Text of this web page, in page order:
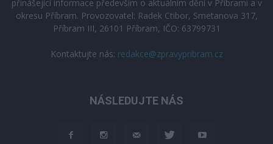
přinášející informace především o aktuálním dění v Příbrami a v
okresu Příbram. Provozovatel: Radek Ctibor, Smetanova 317,
Příbram III, 26101 Příbram, IČO: 63799731
Kontaktujte nás: redakce@zpravypribram.cz
NÁSLEDUJTE NÁS